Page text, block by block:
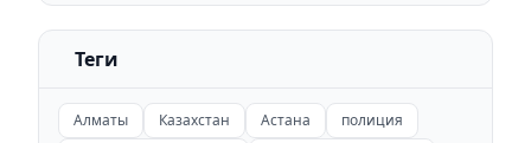
Теги
Алматы Казахстан Астана
полиция